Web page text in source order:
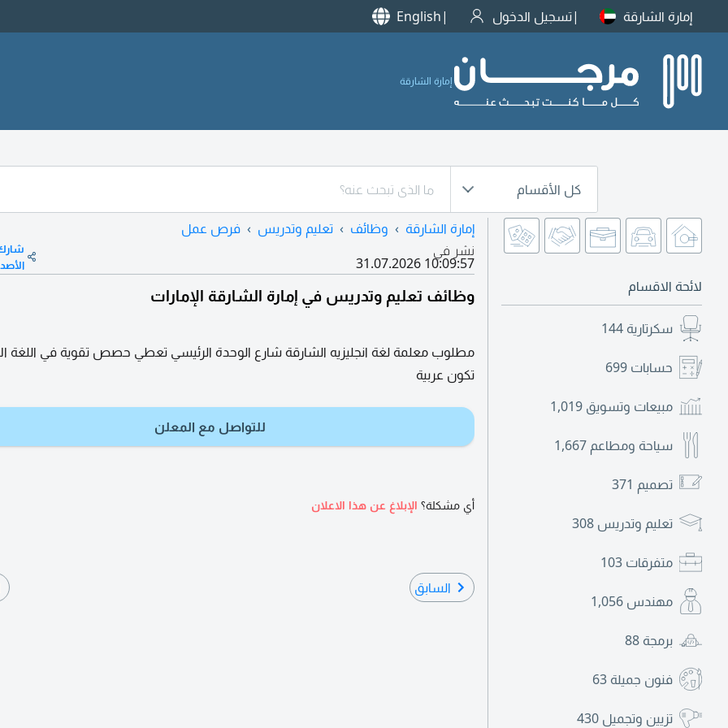
إمارة الشارقة تسجيل الدخول English
إمارة الشارقة
كل الأقسام
لائحة الاقسام
سكرتارية 144
حسابات 699
مبيعات وتسويق 1,019
سياحة ومطاعم 1,667
تصميم 371
تعليم وتدريس 308
متفرقات 103
مهندس 1,056
برمجة 88
فنون جميلة 63
تزيين وتجميل 430
إمارة الشارقة وظائف تعليم وتدريس
فرص عمل
نشر في
31.07.2026 10:09:57
وظائف تعليم وتدريس في إمارة الشارقة الإمارات
مطلوب معلمة لغة انجليزيه الشارقة شارع الوحدة الرئيسي تعطي حصص تقوية في اللغة
تكون عربية
للتواصل مع المعلن
أي مشكلة؟ الإبلاغ عن هذا الاعلان
السابق